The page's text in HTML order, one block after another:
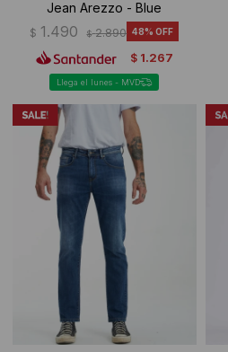
Jean Arezzo - Blue
$ 1.490 $ 2.890 48
$ 1.267
Llega el lunes - MVD